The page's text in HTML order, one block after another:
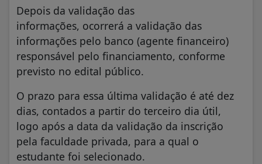
Depois da validação das
informações, ocorrerá a validação das
informações pelo banco (agente financeiro)
responsável pelo financiamento, conforme
previsto no edital público.
O prazo para essa última validação é até dez
dias, contados a partir do terceiro dia útil,
logo após a data da validação da inscrição
pela faculdade privada, para a qual o
estudante foi selecionado.